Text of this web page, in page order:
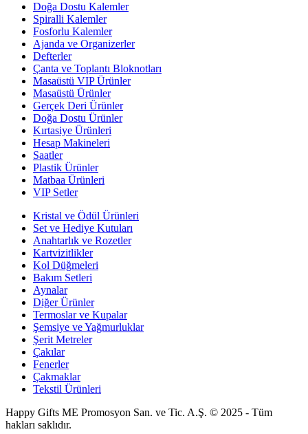
Doğa Dostu Kalemler
Spiralli Kalemler
Fosforlu Kalemler
Ajanda ve Organizerler
Defterler
Çanta ve Toplantı Bloknotları
Masaüstü VIP Ürünler
Masaüstü Ürünler
Gerçek Deri Ürünler
Doğa Dostu Ürünler
Kırtasiye Ürünleri
Hesap Makineleri
Saatler
Plastik Ürünler
Matbaa Ürünleri
VIP Setler
Kristal ve Ödül Ürünleri
Set ve Hediye Kutuları
Anahtarlık ve Rozetler
Kartvizitlikler
Kol Düğmeleri
Bakım Setleri
Aynalar
Diğer Ürünler
Termoslar ve Kupalar
Şemsiye ve Yağmurluklar
Şerit Metreler
Çakılar
Fenerler
Çakmaklar
Tekstil Ürünleri
Happy Gifts ME Promosyon San. ve Tic. A.Ş. © 2025 - Tüm
hakları saklıdır.